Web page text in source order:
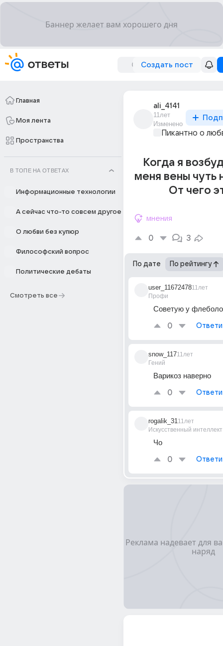
Создать пост
Главная
Моя лента
Пространства
В ТОПЕ НА ОТВЕТАХ
Информационные технологии
А сейчас что-то совсем другое
О любви без купюр
Философский вопрос
Политические дебаты
Смотреть все
ali_4141
11лет
Изменено
Пикантно о
Когда я
меня вены чуть
От чего
мнения
0 3
По дате По рейтингу
user_11672478
Профи
11лет
Советую у
0
snow_117
Гений
11лет
Варикоз наверно
0
rogalik_31
Искусственный интеллект
11лет
Чо
0